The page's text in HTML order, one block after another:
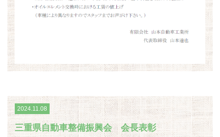
2024.11.08
三重県自動車整備振興会 会長表彰